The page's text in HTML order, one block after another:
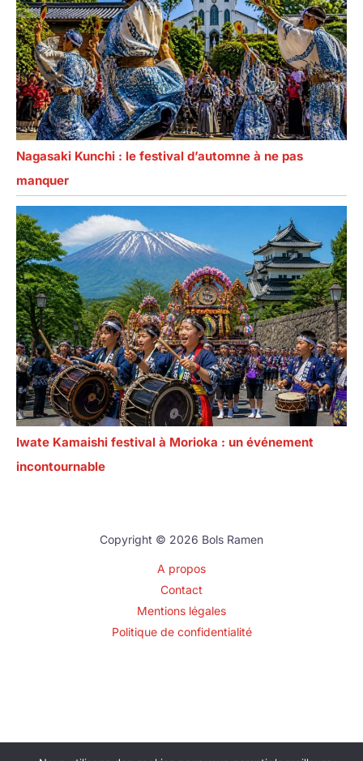
Nagasaki Kunchi : le festival d’automne à ne pas
manquer
Iwate Kamaishi festival à Morioka : un événement
incontournable
Copyright © 2026 Bols Ramen
A propos
Contact
Mentions légales
Politique de confidentialité